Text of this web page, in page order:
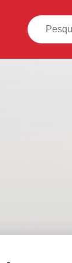
Pesquisar
por: